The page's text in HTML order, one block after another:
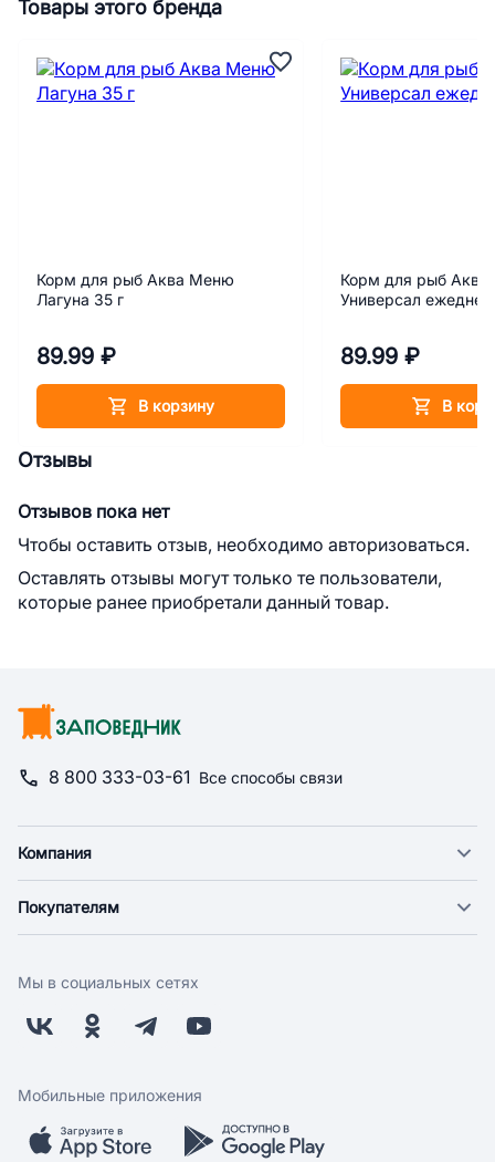
Товары этого бренда
Корм для рыб Аква Меню
Лагуна 35 г
89.99 ₽
В корзину
Корм для рыб
Универсал
89.99 ₽
В
Отзывы
Отзывов пока нет
Чтобы оставить отзыв, необходимо авторизоваться.
Оставлять отзывы могут только те пользователи,
которые ранее приобретали данный товар.
8 800 333-03-61 Все способы связи
Компания
Новости
Поставщикам
Заводчикам
Обратная связь
Покупателям
Оплата
Бонусная программа
Скидки и акции
Мобильное приложение
Мы в социальных сетях
Мобильные приложения